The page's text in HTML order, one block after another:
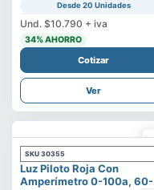
Desde 20 Unidades
Und. $10.790 + iva
34% AHORRO
Cotizar
Ver
SKU 30355
Luz Piloto Roja Con
Amperímetro 0-100a, 60-